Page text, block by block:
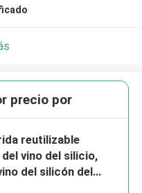
precio por
reutilizable
vino del silicio,
del silicón del